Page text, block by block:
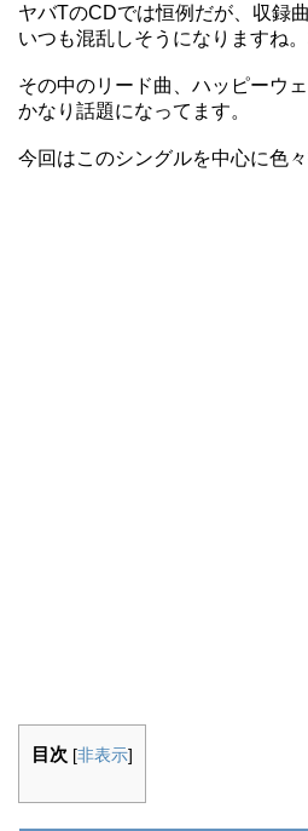
ヤバTのCDでは恒例だが、収録
いつも混乱しそうになりますね。
その中のリード曲、ハッピーウ
かなり話題になってます。
今回はこのシングルを中心に色
目次 [非表示]